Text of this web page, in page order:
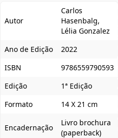
Autor
Carlos
Hasenbalg,
Lélia Gonzalez
Ano de Edição
2022
ISBN
9786559790593
Edição
1ª Edição
Formato
14 X 21 cm
Encadernação
Livro brochura
(paperback)